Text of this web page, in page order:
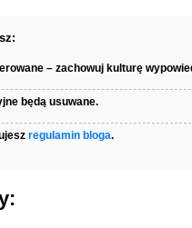
– zachowuj kulturę
będą usuwane.
regulamin bloga.